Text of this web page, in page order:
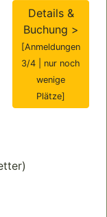
Details &
Buchung >
[Anmeldungen
3/4 | nur noch
wenige
Plätze]